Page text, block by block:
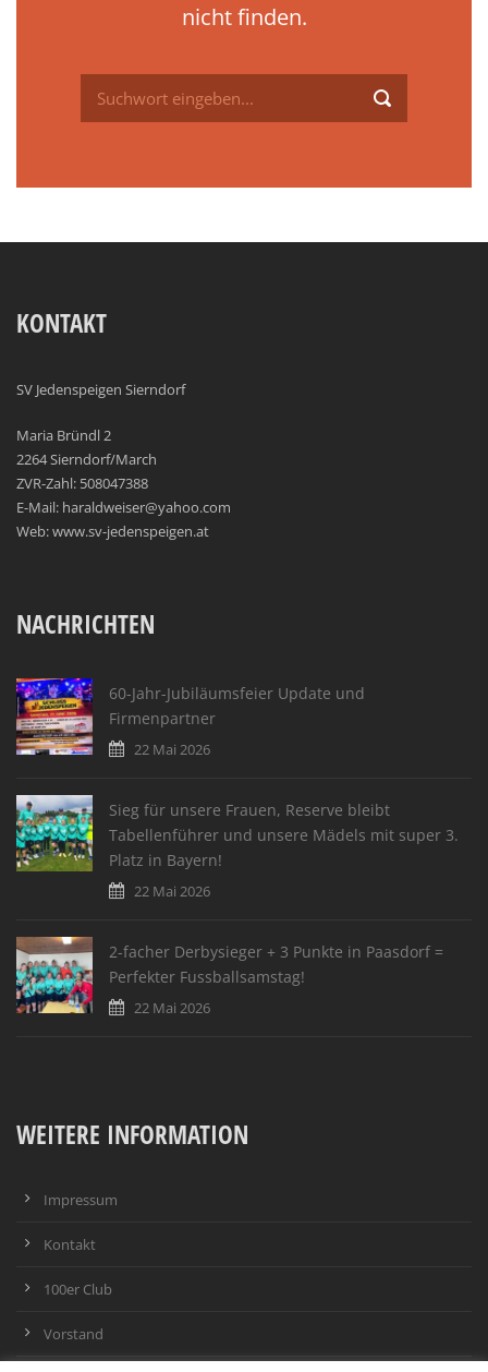
nicht finden.
KONTAKT
SV Jedenspeigen Sierndorf
Maria Bründl 2
2264 Sierndorf/March
ZVR-Zahl: 508047388
E-Mail: haraldweiser@yahoo.com
Web: www.sv-jedenspeigen.at
NACHRICHTEN
60-Jahr-Jubiläumsfeier Update und
Firmenpartner
22 Mai 2026
Sieg für unsere Frauen, Reserve bleibt
Tabellenführer und unsere Mädels mit super 3.
Platz in Bayern!
22 Mai 2026
2-facher Derbysieger + 3 Punkte in Paasdorf =
Perfekter Fussballsamstag!
22 Mai 2026
WEITERE INFORMATION
Impressum
Kontakt
100er Club
Vorstand